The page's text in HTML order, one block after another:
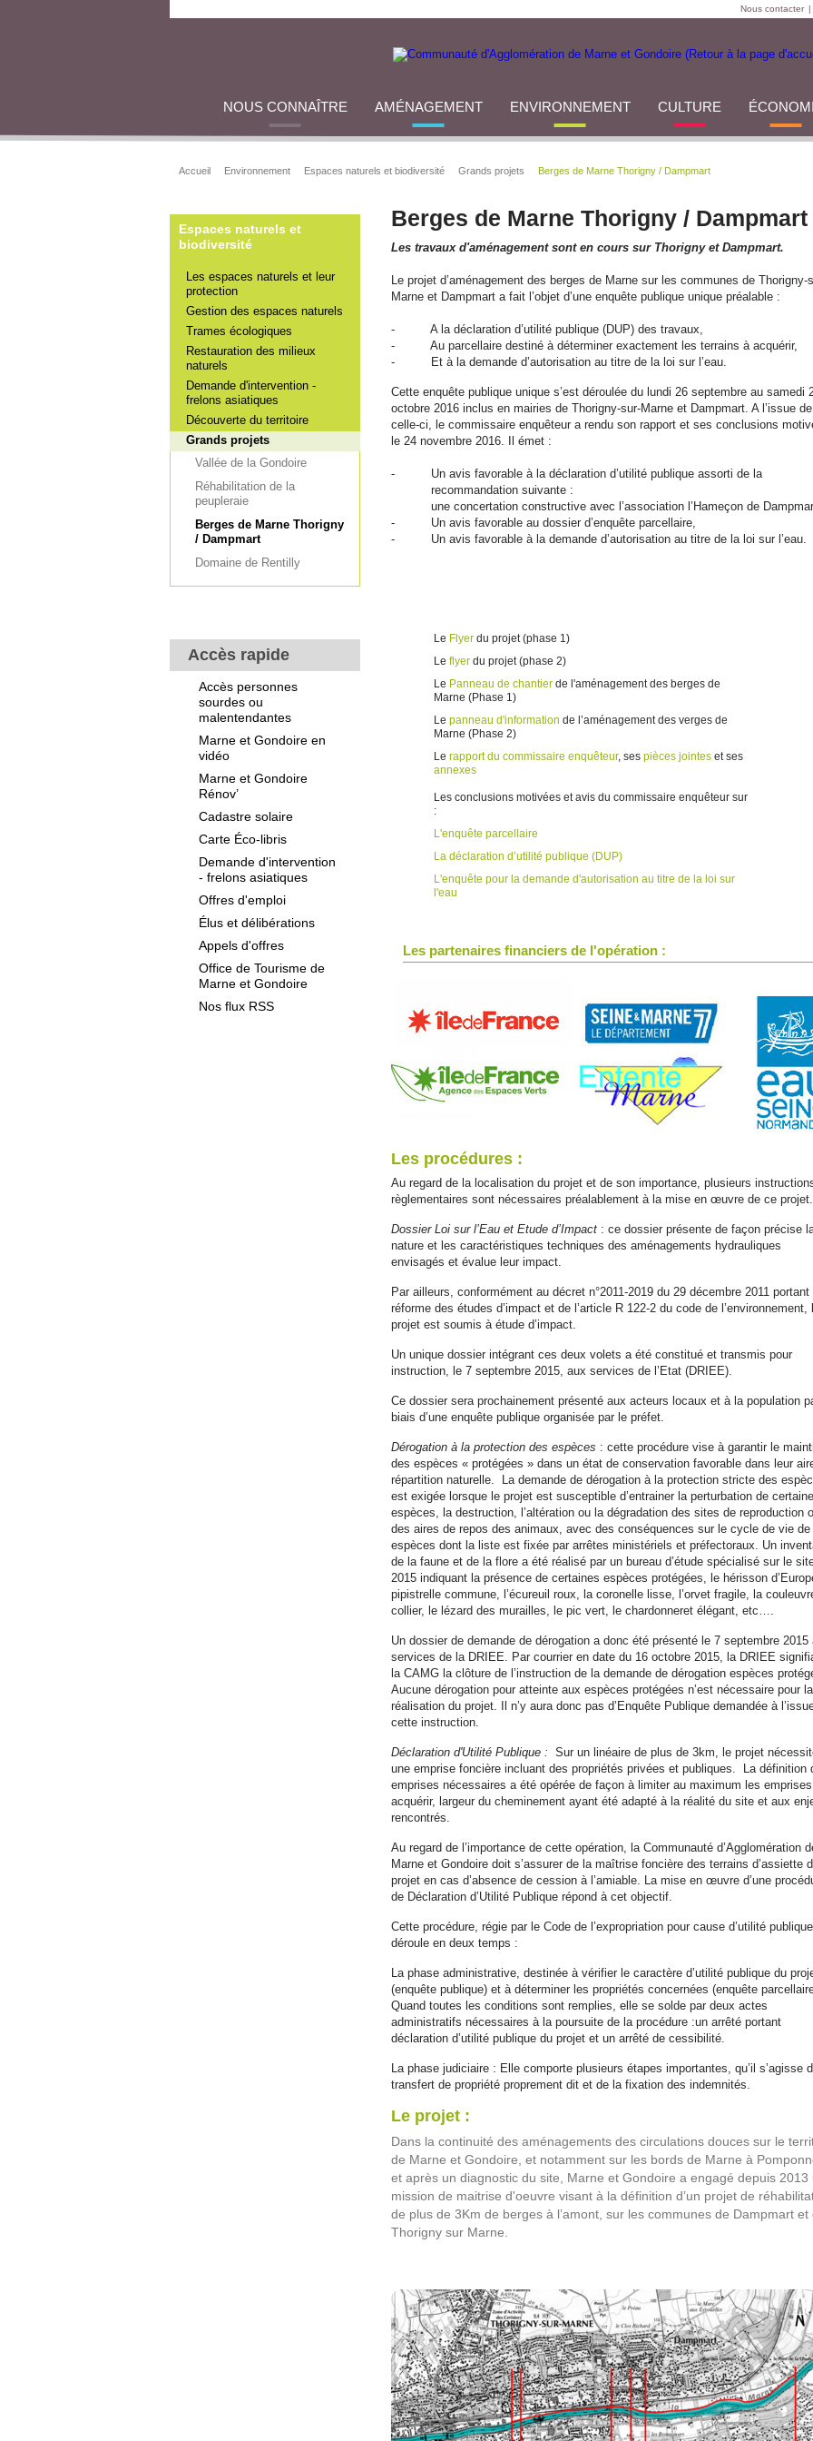
Nous contacter |
NOUS CONNAÎTRE AMÉNAGEMENT ENVIRONNEMENT CULTURE
Accueil Environnement Espaces naturels et biodiversité Grands projets Berges de Marne Thorigny / Dampmart
Espaces naturels et
biodiversité
Les espaces naturels et leur
protection
Gestion des espaces naturels
Trames écologiques
Restauration des milieux
naturels
Demande d'intervention -
frelons asiatiques
Découverte du territoire
Grands projets
Vallée de la Gondoire
Réhabilitation de la
peupleraie
Berges de Marne Thorigny
/ Dampmart
Domaine de Rentilly
Accès rapide
Accès personnes
sourdes ou
malentendantes
Marne et Gondoire en
vidéo
Marne et Gondoire
Rénov’
Cadastre solaire
Carte Éco-libris
Demande d'intervention
- frelons asiatiques
Offres d'emploi
Élus et délibérations
Appels d'offres
Office de Tourisme de
Marne et Gondoire
Nos flux RSS
Berges de Marne Thorigny / Dampmart
Les travaux d'aménagement sont en cours sur Thorigny et Dampmart.
Le projet d’aménagement des berges de Marne sur les communes de Thorigny-
Marne et Dampmart a fait l’objet d’une enquête publique unique préalable :
- A la déclaration d’utilité publique (DUP) des travaux,
- Au parcellaire destiné à déterminer exactement les terrains à acquérir,
- Et à la demande d’autorisation au titre de la loi sur l’eau.
Cette enquête publique unique s’est déroulée du lundi 26 septembre au samedi
octobre 2016 inclus en mairies de Thorigny-sur-Marne et Dampmart. A l’issue de
celle-ci, le commissaire enquêteur a rendu son rapport et ses conclusions
le 24 novembre 2016. Il émet :
- Un avis favorable à la déclaration d’utilité publique assorti de la
recommandation suivante :
une concertation constructive avec l’association l’Hameçon de
- Un avis favorable au dossier d’enquête parcellaire,
- Un avis favorable à la demande d’autorisation au titre de la loi sur l’eau.
Le Flyer du projet (phase 1)
Le flyer du projet (phase 2)
Le Panneau de chantier de l'aménagement des berges de
Marne (Phase 1)
Le panneau d'information de l’aménagement des verges de
Marne (Phase 2)
Le rapport du commissaire enquêteur, ses pièces jointes et ses
annexes
Les conclusions motivées et avis du commissaire enquêteur sur
:
L'enquête parcellaire
La déclaration d’utilité publique (DUP)
L'enquête pour la demande d'autorisation au titre de la loi sur
l'eau
Les partenaires financiers de l'opération :
Les procédures :
Au regard de la localisation du projet et de son importance, plusieurs
règlementaires sont nécessaires préalablement à la mise en œuvre de ce
Dossier Loi sur l’Eau et Etude d’Impact : ce dossier présente de façon précise
nature et les caractéristiques techniques des aménagements hydrauliques
envisagés et évalue leur impact.
Par ailleurs, conformément au décret n°2011-2019 du 29 décembre 2011 portant
réforme des études d’impact et de l’article R 122-2 du code de l’environnement,
projet est soumis à étude d’impact.
Un unique dossier intégrant ces deux volets a été constitué et transmis pour
instruction, le 7 septembre 2015, aux services de l’Etat (DRIEE).
Ce dossier sera prochainement présenté aux acteurs locaux et à la population
biais d’une enquête publique organisée par le préfet.
Dérogation à la protection des espèces : cette procédure vise à garantir le
des espèces « protégées » dans un état de conservation favorable dans leur
répartition naturelle. La demande de dérogation à la protection stricte des
est exigée lorsque le projet est susceptible d’entrainer la perturbation de
espèces, la destruction, l’altération ou la dégradation des sites de reproduction
des aires de repos des animaux, avec des conséquences sur le cycle de vie
espèces dont la liste est fixée par arrêtes ministériels et préfectoraux. Un
de la faune et de la flore a été réalisé par un bureau d’étude spécialisé sur le
2015 indiquant la présence de certaines espèces protégées, le hérisson
pipistrelle commune, l’écureuil roux, la coronelle lisse, l’orvet fragile, la
collier, le lézard des murailles, le pic vert, le chardonneret élégant, etc….
Un dossier de demande de dérogation a donc été présenté le 7 septembre 2015
services de la DRIEE. Par courrier en date du 16 octobre 2015, la DRIEE
la CAMG la clôture de l’instruction de la demande de dérogation espèces
Aucune dérogation pour atteinte aux espèces protégées n’est nécessaire pour la
réalisation du projet. Il n’y aura donc pas d’Enquête Publique demandée à
cette instruction.
Déclaration d'Utilité Publique : Sur un linéaire de plus de 3km, le projet
une emprise foncière incluant des propriétés privées et publiques. La définition
emprises nécessaires a été opérée de façon à limiter au maximum les
acquérir, largeur du cheminement ayant été adapté à la réalité du site et aux
rencontrés.
Au regard de l’importance de cette opération, la Communauté d’Agglomération
Marne et Gondoire doit s’assurer de la maîtrise foncière des terrains d’assiette
projet en cas d’absence de cession à l’amiable. La mise en œuvre d’une
de Déclaration d’Utilité Publique répond à cet objectif.
Cette procédure, régie par le Code de l’expropriation pour cause d’utilité
déroule en deux temps :
La phase administrative, destinée à vérifier le caractère d’utilité publique du
(enquête publique) et à déterminer les propriétés concernées (enquête
Quand toutes les conditions sont remplies, elle se solde par deux actes
administratifs nécessaires à la poursuite de la procédure :un arrêté portant
déclaration d’utilité publique du projet et un arrêté de cessibilité.
La phase judiciaire : Elle comporte plusieurs étapes importantes, qu’il s’agisse
transfert de propriété proprement dit et de la fixation des indemnités.
Le projet :
Dans la continuité des aménagements des circulations douces sur le
de Marne et Gondoire, et notamment sur les bords de Marne à
et après un diagnostic du site, Marne et Gondoire a engagé depuis 2013
mission de maitrise d'oeuvre visant à la définition d’un projet de
de plus de 3Km de berges à l’amont, sur les communes de Dampmart et
Thorigny sur Marne.